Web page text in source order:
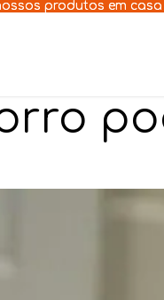
produtos em
produtos em